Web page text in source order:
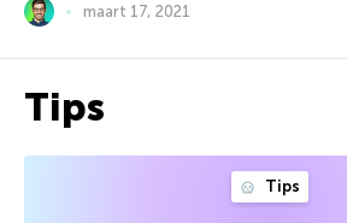
maart 17, 2021
Tips
Tips